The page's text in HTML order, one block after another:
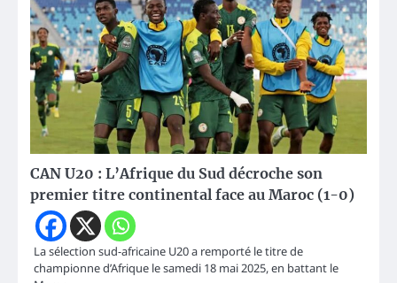
CAN U20 : L’Afrique du Sud décroche son
premier titre continental face au Maroc (1-0)
La sélection sud-africaine U20 a remporté le titre de
championne d’Afrique le samedi 18 mai 2025, en battant le